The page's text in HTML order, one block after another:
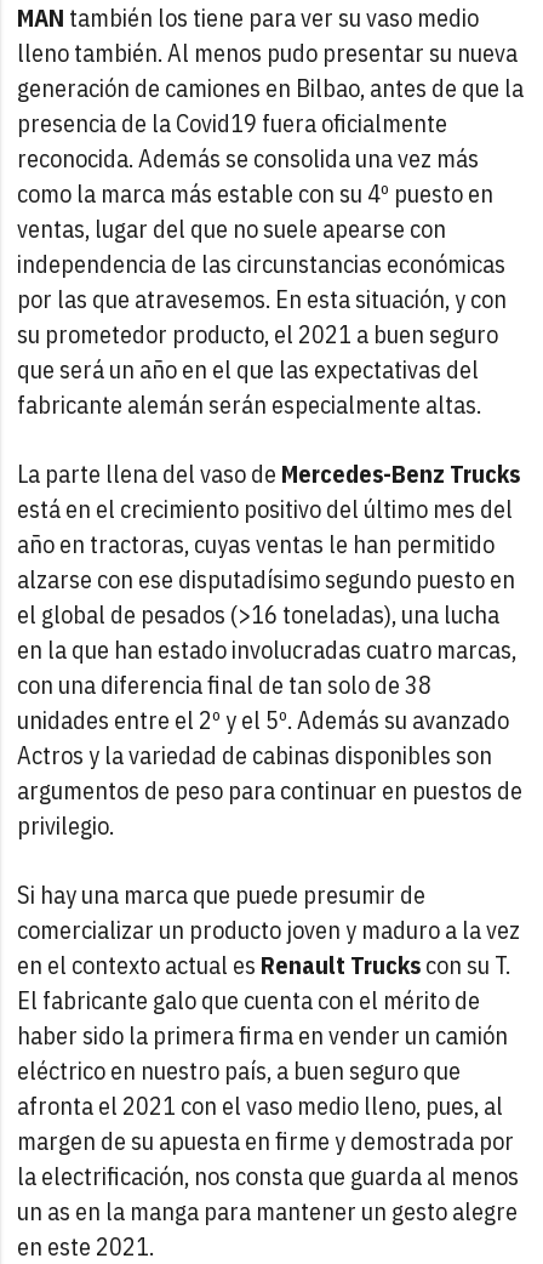
MAN también los tiene para ver su vaso medio
lleno también. Al menos pudo presentar su nueva
generación de camiones en Bilbao, antes de que la
presencia de la Covid19 fuera oficialmente
reconocida. Además se consolida una vez más
como la marca más estable con su 4º puesto en
ventas, lugar del que no suele apearse con
independencia de las circunstancias económicas
por las que atravesemos. En esta situación, y con
su prometedor producto, el 2021 a buen seguro
que será un año en el que las expectativas del
fabricante alemán serán especialmente altas.
La parte llena del vaso de Mercedes-Benz Trucks
está en el crecimiento positivo del último mes del
año en tractoras, cuyas ventas le han permitido
alzarse con ese disputadísimo segundo puesto en
el global de pesados (>16 toneladas), una lucha
en la que han estado involucradas cuatro marcas,
con una diferencia final de tan solo de 38
unidades entre el 2º y el 5º. Además su avanzado
Actros y la variedad de cabinas disponibles son
argumentos de peso para continuar en puestos de
privilegio.
Si hay una marca que puede presumir de
comercializar un producto joven y maduro a la vez
en el contexto actual es Renault Truckscon su T.
El fabricante galo que cuenta con el mérito de
haber sido la primera firma en vender un camión
eléctrico en nuestro país, a buen seguro que
afronta el 2021 con el vaso medio lleno, pues, al
margen de su apuesta en firme y demostrada por
la electrificación, nos consta que guarda al menos
un as en la manga para mantener un gesto alegre
en este 2021.